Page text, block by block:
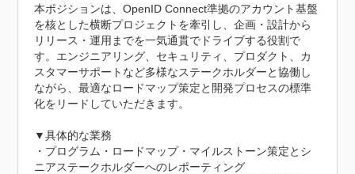
本ポジションは、OpenID Connect準拠のアカウント基盤
を核とした横断プロジェクトを牽引し、企画・設計から
リリース・運用までを一気通貫でドライブする役割で
す。エンジニアリング、セキュリティ、プロダクト、カ
スタマーサポートなど多様なステークホルダーと協働し
ながら、最適なロードマップ策定と開発プロセスの標準
化をリードしていただきます。
▼具体的な業務
・プログラム・ロードマップ・マイルストーン策定とシ
ニアステークホルダーへのレポーティング